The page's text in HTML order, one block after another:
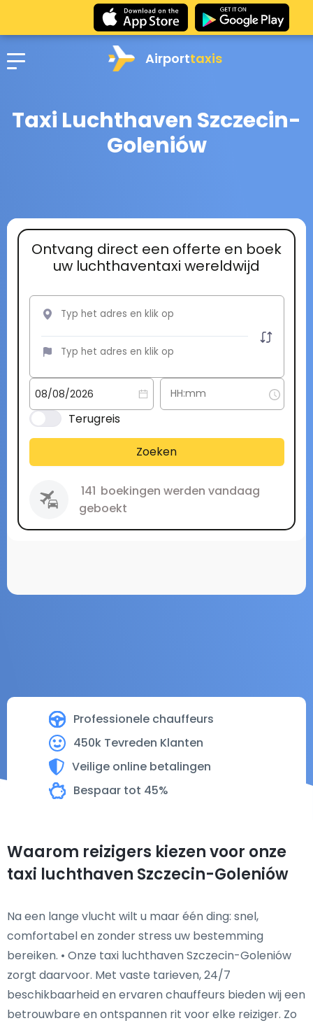
Airporttaxis
Taxi Luchthaven Szczecin-
Goleniów
Professionele chauffeurs
450k Tevreden Klanten
Veilige online betalingen
Bespaar tot 45%
Ontvang direct een offerte en boek
uw luchthaventaxi wereldwijd
Terugreis
Zoeken
141 boekingen werden vandaag
geboekt
Waarom reizigers kiezen voor onze
taxi luchthaven Szczecin-Goleniów
Na een lange vlucht wilt u maar één ding: snel,
comfortabel en zonder stress uw bestemming
bereiken. • Onze taxi luchthaven Szczecin-Goleniów
zorgt daarvoor. Met vaste tarieven, 24/7
beschikbaarheid en ervaren chauffeurs bieden wij een
betrouwbare en ontspannen rit voor elke reiziger. Zo